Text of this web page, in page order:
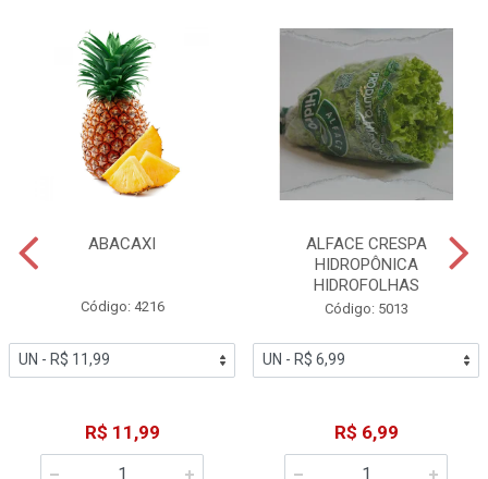
ABACAXI
Código: 4216
R$ 11,99
ALFACE CRESPA
HIDROPÔNICA
HIDROFOLHAS
Código: 5013
R$ 6,99